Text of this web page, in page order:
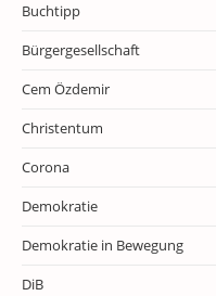
Buchtipp
Bürgergesellschaft
Cem Özdemir
Christentum
Corona
Demokratie
Demokratie in Bewegung
DiB